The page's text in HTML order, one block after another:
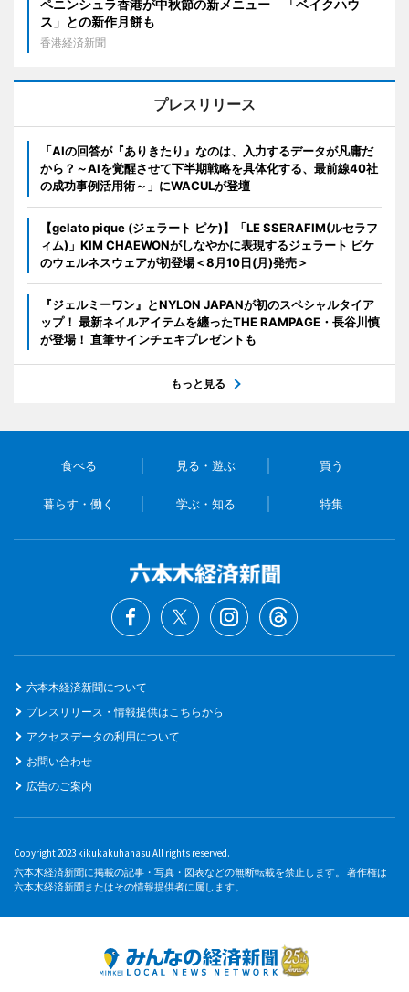
ペニンシュラ香港が中秋節の新メニュー 「ベイクハウ
ス」との新作月餅も
香港経済新聞
プレスリリース
「AIの回答が『ありきたり』なのは、入力するデータが凡庸だ
から？～AIを覚醒させて下半期戦略を具体化する、最前線40社
の成功事例活用術～」にWACULが登壇
【gelato pique (ジェラート ピケ)】「LE SSERAFIM(ルセラフ
ィム)」KIM CHAEWONがしなやかに表現するジェラート ピケ
のウェルネスウェアが初登場＜8月10日(月)発売＞
『ジェルミーワン』とNYLON JAPANが初のスペシャルタイア
ップ！ 最新ネイルアイテムを纏ったTHE RAMPAGE・長谷川慎
が登場！ 直筆サインチェキプレゼントも
もっと見る
食べる 見る・遊ぶ 買う
暮らす・働く 学ぶ・知る 特集
六本木経済新聞について
プレスリリース・情報提供はこちらから
アクセスデータの利用について
お問い合わせ
広告のご案内
Copyright 2023 kikukakuhanasu All rights reserved.
六本木経済新聞に掲載の記事・写真・図表などの無断転載を禁止します。 著作権は
六本木経済新聞またはその情報提供者に属します。